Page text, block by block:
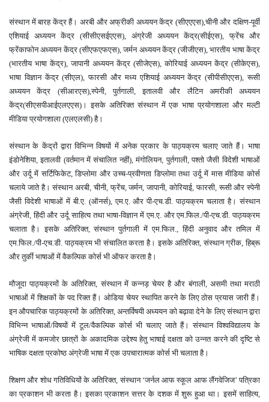
संस्थान में बारह केंद्र हैं। अरबी और अफ्रीकी अध्ययन केंद्र (सीएएएस),चीनी और दक्षिण-पूर्वी
एशियाई अध्ययन केंद्र (सीसीएसईएएस), अंग्रेजी अध्ययन केंद्र(सीईएस), फ्रेंच और
फ्रेंकाफोन अध्ययन केंद्र (सीएफएफएस), जर्मन अध्ययन केंद्र (जीजीएस), भारतीय भाषा केंद्र
(भारतीय भाषा केंद्र), जापानी अध्ययन केंद्र (सीजेएस), कोरियाई अध्ययन केंद्र (सीकेएस),
भाषा विज्ञान केंद्र (सीएल), फारसी और मध्य एशियाई अध्ययन केंद्र (सीपीसीएएस), रूसी
अध्ययन केंद्र (सीआरएस),स्पेनी,पुर्तगाली,इतालवी और लैटिन अमरीकी अध्ययन
केंद्र(सीएसपीआईएलएएस)। इसके अतिरिक्त संस्थान में एक भाषा प्रयोगशाला और मल्टी
मीडिया प्रयोगशाला (एलएलसी) है।
संस्थान के केंद्रों द्वारा विभिन्न विषयों में अनेक प्रकार के पाठ्यक्रम चलाए जाते हैं। भाषा
इंडोनेशिया ,इतालवी (वर्तमान में संचालित नहीं),मंगोलियन,पुर्तगाली,पश्तो जैसी विदेशी भाषाओं
और उर्दू में सर्टिफिकेट,डिप्लोमा और उच्च-प्रवीणता डिप्लोमा तथा उर्दू में मास मीडिया कोर्स
चलाये जाते है। संस्थान अरबी ,चीनी,फ्रेंच,जर्मन,जापानी ,कोरियाई,फारसी,रूसी और स्पेनी
जैसी विदेशी भाषाओं में बी.ए. (ऑनर्स),एम.ए. और पी-एच.डी. पाठ्यक्रम चलाता है। संस्थान
अंग्रेजी ,हिंदी और उर्दू साहित्य तथा भाषा-विज्ञान में एम.ए. और एम.फिल./पी-एच.डी. पाठ्यक्रम
चलाता है। इसके अतिरिक्त,संस्थान पुर्तगाली में एम.फिल. ,हिंदी अनुवाद और तमिल में
एम.फिल./पी-एच.डी. पाठ्यक्रम भी संचालित करता है। इसके अतिरिक्त, संस्थान ग्रीक ,हिब्रू
और तुर्की भाषाओं में वैकल्पिक कोर्स भी ऑफर करता है।
मौजूदा पाठ्यक्रमों के अतिरिक्त, संस्थान में कन्नड़ चेयर है और बंगाली, असमी तथा मराठी
भाषाओं में शिक्षकों के पद रिक्त हैं। ओडिया चेयर स्थापित करने के लिए ठोस प्रयास जारी हैं।
इन औपचारिक पाठ्यक्रमों के अतिरिक्त,अन्तर्विषयी अध्ययन को बढ़ावा देने के लिए संस्थान द्वारा
विभिन्न भाषाओं/विषयों में टूल/वैकल्पिक कोर्स भी चलाए जाते हैं। संस्थान विश्वविद्यालय के
अंग्रेजी में कमजोर छात्रों के अकादमिक उद्देश्य हेतु भाषाई दक्षता को उन्नत करने की दृष्टि से
भाषिक दक्षता प्रकोष्ठ अंग्रेजी भाषा में एक उपचारात्मक कोर्स भी चलाता है।
शिक्षण और शोध गतिविधियों के अतिरिक्त, संस्थान ‘जर्नल आफ स्कूल आफ लैंगवेजिज’पत्रिका
का प्रकाशन भी करता है। इसका प्रकाशन सत्तर के दशक में शुरू हुआ था। इसमें साहित्य,